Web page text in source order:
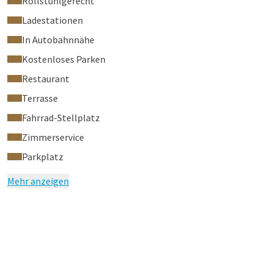
City Spa Tiel
Rabatt von 10% auf alle Behandlungen außer der Quick
Release en Cupping Massage in unserem City Spa. Buchen Sie
jetzt
Sie nicht, Ihre Zimmerkarte oder Buchungsbestätigung
mitzubringen, wenn Sie Ihren Termin vereinbaren.
Ladestationen
In Autobahnnähe
Kostenloses Parken
Restaurant
Terrasse
Fahrrad-Stellplatz
Zimmerservice
Parkplatz
Mehr anzeigen